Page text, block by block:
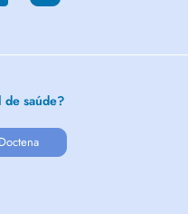
de saúde?